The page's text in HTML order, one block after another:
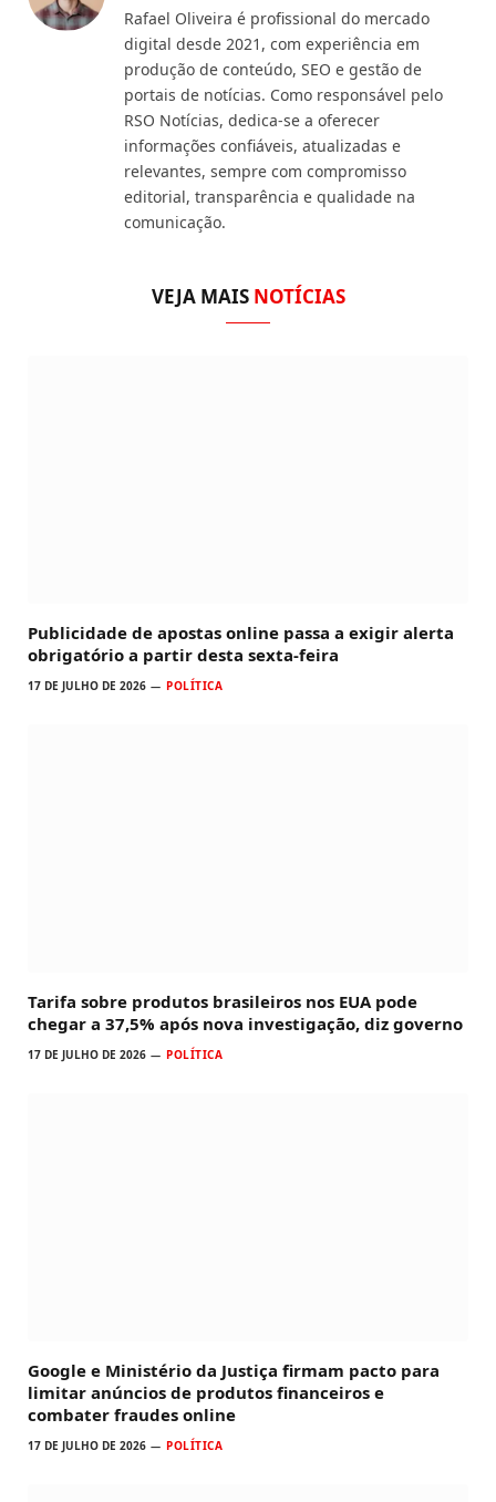
Rafael Oliveira é profissional do mercado
digital desde 2021, com experiência em
produção de conteúdo, SEO e gestão de
portais de notícias. Como responsável pelo
RSO Notícias, dedica-se a oferecer
informações confiáveis, atualizadas e
relevantes, sempre com compromisso
editorial, transparência e qualidade na
comunicação.
VEJA MAIS NOTÍCIAS
Publicidade de apostas online passa a exigir alerta
obrigatório a partir desta sexta-feira
17 DE JULHO DE 2026 POLÍTICA
Tarifa sobre produtos brasileiros nos EUA pode
chegar a 37,5% após nova investigação, diz governo
17 DE JULHO DE 2026 POLÍTICA
Google e Ministério da Justiça firmam pacto para
limitar anúncios de produtos financeiros e
combater fraudes online
17 DE JULHO DE 2026 POLÍTICA